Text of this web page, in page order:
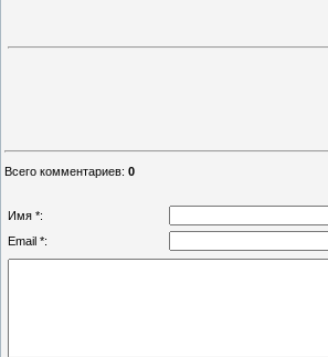
Всего комментариев: 0
Имя *:
Email *: